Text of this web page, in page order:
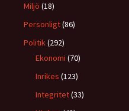
Miljö (18)
Personligt(86)
Politik(292)
Ekonomi (70)
Inrikes (123)
Integritet(33)